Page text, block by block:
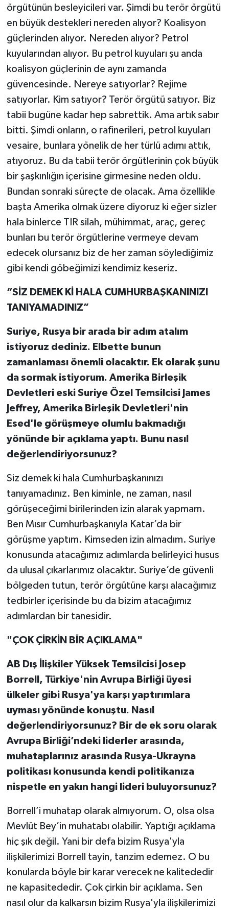
örgütünün besleyicileri var. Şimdi bu terör örgütü
en büyük destekleri nereden alıyor? Koalisyon
güçlerinden alıyor. Nereden alıyor? Petrol
kuyularından alıyor. Bu petrol kuyuları şu anda
koalisyon güçlerinin de aynı zamanda
güvencesinde. Nereye satıyorlar? Rejime
satıyorlar. Kim satıyor? Terör örgütü satıyor. Biz
tabii bugüne kadar hep sabrettik. Ama artık sabır
bitti. Şimdi onların, o rafinerileri, petrol kuyuları
vesaire, bunlara yönelik de her türlü adımı attık,
atıyoruz. Bu da tabii terör örgütlerinin çok büyük
bir şaşkınlığın içerisine girmesine neden oldu.
Bundan sonraki süreçte de olacak. Ama özellikle
başta Amerika olmak üzere diyoruz ki eğer sizler
hala binlerce TIR silah, mühimmat, araç, gereç
bunları bu terör örgütlerine vermeye devam
edecek olursanız biz de her zaman söylediğimiz
gibi kendi göbeğimizi kendimiz keseriz.
“SİZ DEMEK Kİ HALA CUMHURBAŞKANINIZI
TANIYAMADINIZ”
Suriye, Rusya bir arada bir adım atalım
istiyoruz dediniz. Elbette bunun
zamanlaması önemli olacaktır. Ek olarak şunu
da sormak istiyorum. Amerika Birleşik
Devletleri eski Suriye Özel Temsilcisi James
Jeffrey, Amerika Birleşik Devletleri'nin
Esed'le görüşmeye olumlu bakmadığı
yönünde bir açıklama yaptı. Bunu nasıl
değerlendiriyorsunuz?
Siz demek ki hala Cumhurbaşkanınızı
tanıyamadınız. Ben kiminle, ne zaman, nasıl
görüşeceğimi birilerinden izin alarak yapmam.
Ben Mısır Cumhurbaşkanıyla Katar’da bir
görüşme yaptım. Kimseden izin almadım. Suriye
konusunda atacağımız adımlarda belirleyici husus
da ulusal çıkarlarımız olacaktır. Suriye’de güvenli
bölgeden tutun, terör örgütüne karşı alacağımız
tedbirler içerisinde bu da bizim atacağımız
adımlardan bir tanesidir.
"ÇOK ÇİRKİN BİR AÇIKLAMA"
AB Dış İlişkiler Yüksek Temsilcisi Josep
Borrell, Türkiye'nin Avrupa Birliği üyesi
ülkeler gibi Rusya'ya karşı yaptırımlara
uyması yönünde konuştu. Nasıl
değerlendiriyorsunuz? Bir de ek soru olarak
Avrupa Birliği’ndeki liderler arasında,
muhataplarınız arasında Rusya-Ukrayna
politikası konusunda kendi politikanıza
nispetle en yakın hangi lideri buluyorsunuz?
Borrell’i muhatap olarak almıyorum. O, olsa olsa
Mevlüt Bey’in muhatabı olabilir. Yaptığı açıklama
hiç şık değil. Yani bir defa bizim Rusya'yla
ilişkilerimizi Borrell tayin, tanzim edemez. O bu
konularda böyle bir karar verecek ne kalitededir
ne kapasitededir. Çok çirkin bir açıklama. Sen
nasıl olur da kalkarsın bizim Rusya'yla ilişkilerimizi